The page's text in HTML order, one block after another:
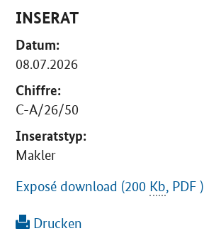
INSERAT
Datum:
08.07.2026
Chiffre:
C-A/26/50
Inseratstyp:
Makler
Exposé download (200 Kb, PDF )
Drucken